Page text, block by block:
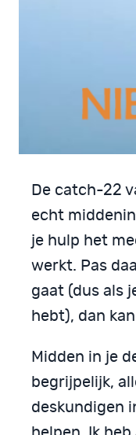
De catch­-22
echt
je hulp het
werkt. Pas
gaat (dus als
hebt), dan
Midden in je
begrijpelijk,
deskundigen